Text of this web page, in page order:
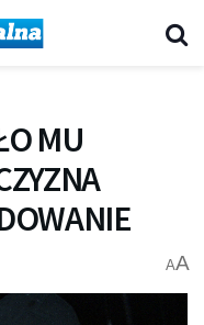
MU
AA